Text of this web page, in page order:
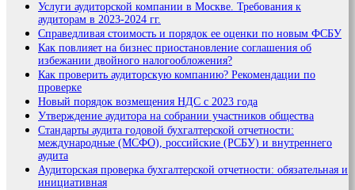
Услуги аудиторской компании в Москве. Требования к
аудиторам в 2023-2024 гг.
Справедливая стоимость и порядок ее оценки по новым ФСБУ
Как повлияет на бизнес приостановление соглашения об
избежании двойного налогообложения?
Как проверить аудиторскую компанию? Рекомендации по
проверке
Новый порядок возмещения НДС с 2023 года
Утверждение аудитора на собрании участников общества
Стандарты аудита годовой бухгалтерской отчетности:
международные (МСФО), российские (РСБУ) и внутреннего
аудита
Аудиторская проверка бухгалтерской отчетности: обязательная и
инициативная